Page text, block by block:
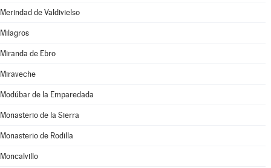
Merindad de Valdivielso
Milagros
Miranda de Ebro
Miraveche
Modúbar de la Emparedada
Monasterio de la Sierra
Monasterio de Rodilla
Moncalvillo